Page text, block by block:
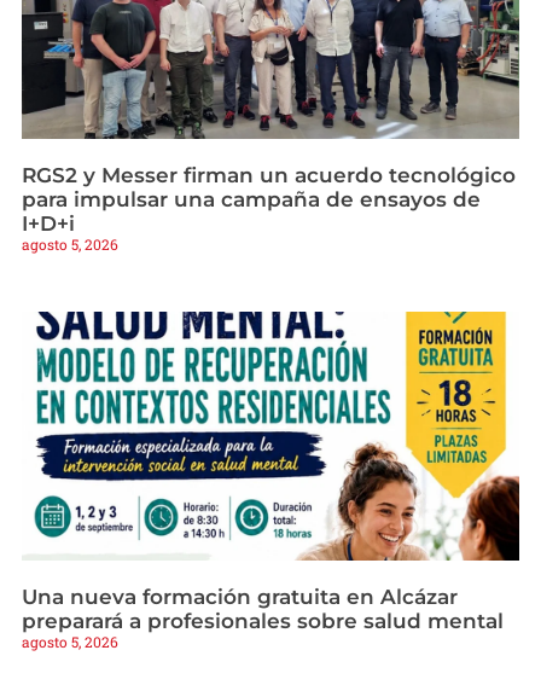
RGS2 y Messer firman un acuerdo tecnológico
para impulsar una campaña de ensayos de
I+D+i
agosto 5, 2026
Una nueva formación gratuita en Alcázar
preparará a profesionales sobre salud mental
agosto 5, 2026